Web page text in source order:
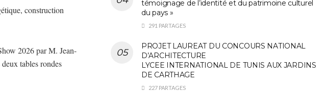
construction
2026 par M. Jean-
tables rondes
témoignage de l’identité et du patrimoine culturel
du pays »
291 PARTAGES
PROJET LAUREAT DU CONCOURS NATIONAL
D’ARCHITECTURE
LYCEE INTERNATIONAL DE TUNIS AUX JARDINS
DE CARTHAGE
227 PARTAGES